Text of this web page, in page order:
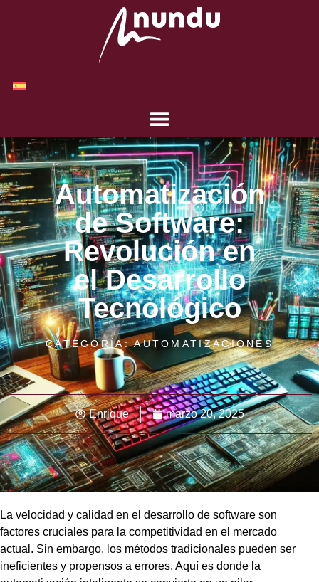
Automatización
de Software:
Revolución en
el Desarrollo
Tecnológico
CATEGORÍA:AUTOMATIZACIONES
Enrique marzo 20, 2025
La velocidad y calidad en el desarrollo de software son
factores cruciales para la competitividad en el mercado
actual. Sin embargo, los métodos tradicionales pueden ser
ineficientes y propensos a errores. Aquí es donde la